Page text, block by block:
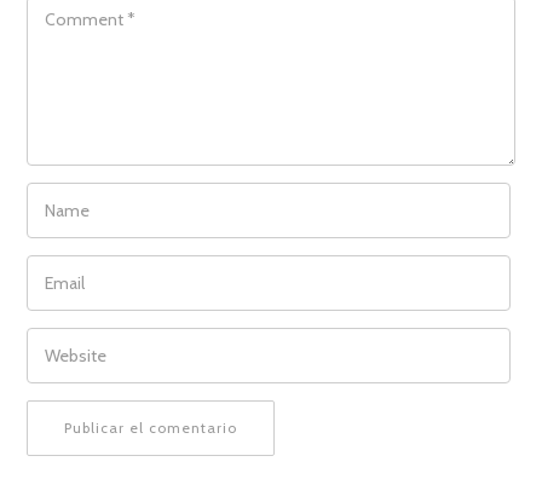
COMMENT
NAME
EMAIL
WEBSITE